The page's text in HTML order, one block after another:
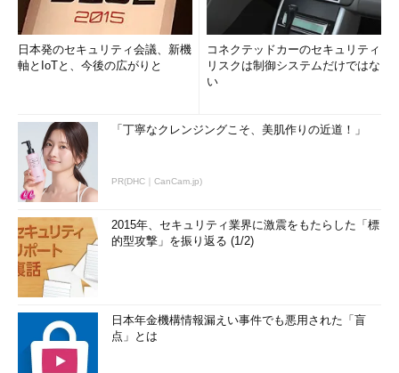
日本発のセキュリティ会議、新機
軸とIoTと、今後の広がりと
コネクテッドカーのセキュリティ
リスクは制御システムだけではな
い
「丁寧なクレンジングこそ、美肌作りの近道！」
PR(DHC｜CanCam.jp)
2015年、セキュリティ業界に激震をもたらした「標
的型攻撃」を振り返る (1/2)
日本年金機構情報漏えい事件でも悪用された「盲
点」とは